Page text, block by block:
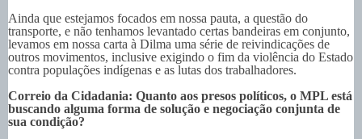
Ainda que estejamos focados em nossa pauta, a questão do
transporte, e não tenhamos levantado certas bandeiras em conjunto,
levamos em nossa carta à Dilma uma série de reivindicações de
outros movimentos, inclusive exigindo o fim da violência do Estado
contra populações indígenas e as lutas dos trabalhadores.
Correio da Cidadania: Quanto aos presos políticos, o MPL está
buscando alguma forma de solução e negociação conjunta de
sua condição?